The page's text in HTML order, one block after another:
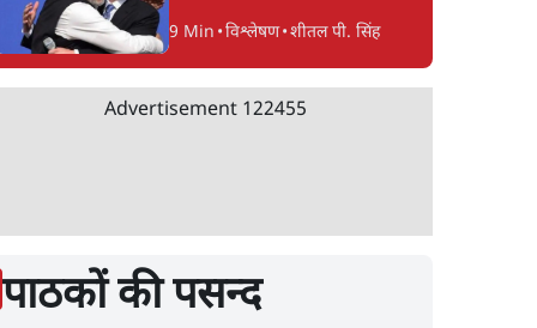
प्रदर्शनकारियों को व्हाट्सएप
पर भेजे नोटिस
बिना पूछे फडणवीस से
9 Min •विश्लेषण•शीतल पी. सिंह
Advertisement 122455
पाठकों की पसन्द